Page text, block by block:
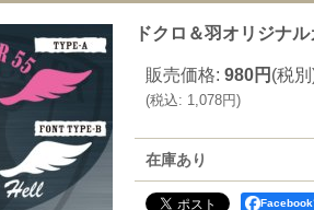
ドクロ＆羽オリジナ
販売価格: 980円 (税
(税込: 1,078円)
在庫あり
Facebook